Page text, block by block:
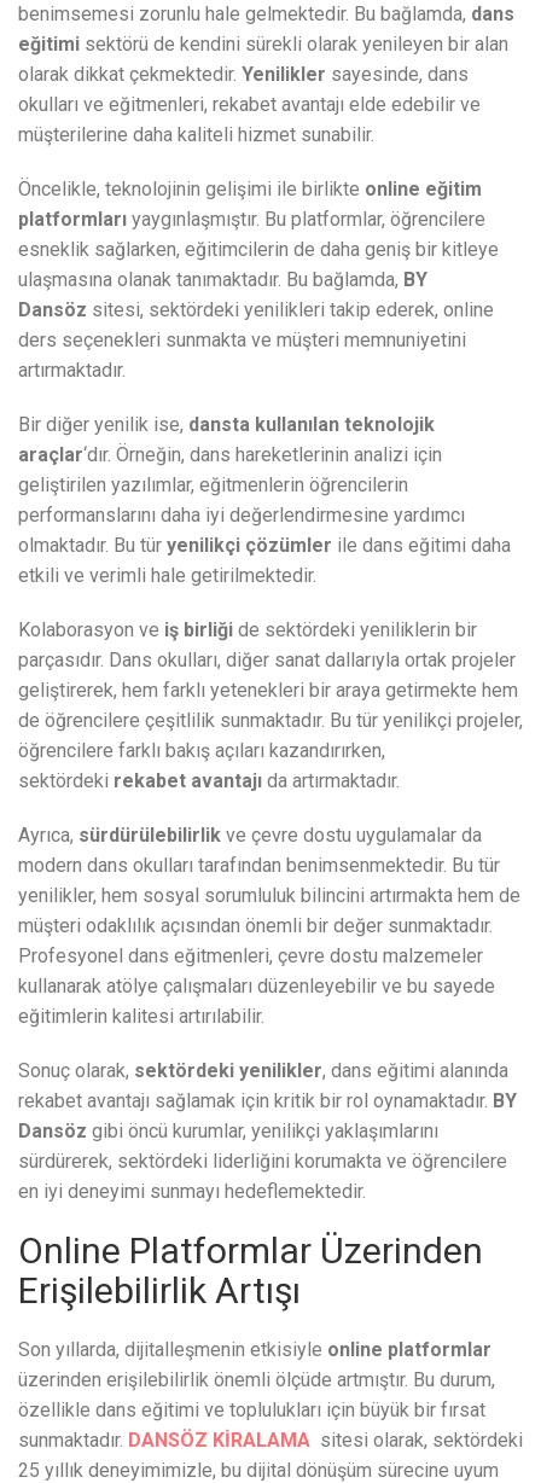
benimsemesi zorunlu hale gelmektedir. Bu bağlamda, dans
eğitimi sektörü de kendini sürekli olarak yenileyen bir alan
olarak dikkat çekmektedir. Yenilikler sayesinde, dans
okulları ve eğitmenleri, rekabet avantajı elde edebilir ve
müşterilerine daha kaliteli hizmet sunabilir.
Öncelikle, teknolojinin gelişimi ile birlikte online eğitim
platformları yaygınlaşmıştır. Bu platformlar, öğrencilere
esneklik sağlarken, eğitimcilerin de daha geniş bir kitleye
ulaşmasına olanak tanımaktadır. Bu bağlamda, BY
Dansöz sitesi, sektördeki yenilikleri takip ederek, online
ders seçenekleri sunmakta ve müşteri memnuniyetini
artırmaktadır.
Bir diğer yenilik ise, dansta kullanılan teknolojik
araçlar‘dır. Örneğin, dans hareketlerinin analizi için
geliştirilen yazılımlar, eğitmenlerin öğrencilerin
performanslarını daha iyi değerlendirmesine yardımcı
olmaktadır. Bu tür yenilikçi çözümler ile dans eğitimi daha
etkili ve verimli hale getirilmektedir.
Kolaborasyon ve iş birliği de sektördeki yeniliklerin bir
parçasıdır. Dans okulları, diğer sanat dallarıyla ortak projeler
geliştirerek, hem farklı yetenekleri bir araya getirmekte hem
de öğrencilere çeşitlilik sunmaktadır. Bu tür yenilikçi projeler,
öğrencilere farklı bakış açıları kazandırırken,
sektördeki rekabet avantajı da artırmaktadır.
Ayrıca, sürdürülebilirlik ve çevre dostu uygulamalar da
modern dans okulları tarafından benimsenmektedir. Bu tür
yenilikler, hem sosyal sorumluluk bilincini artırmakta hem de
müşteri odaklılık açısından önemli bir değer sunmaktadır.
Profesyonel dans eğitmenleri, çevre dostu malzemeler
kullanarak atölye çalışmaları düzenleyebilir ve bu sayede
eğitimlerin kalitesi artırılabilir.
Sonuç olarak, sektördeki yenilikler, dans eğitimi alanında
rekabet avantajı sağlamak için kritik bir rol oynamaktadır. BY
Dansöz gibi öncü kurumlar, yenilikçi yaklaşımlarını
sürdürerek, sektördeki liderliğini korumakta ve öğrencilere
en iyi deneyimi sunmayı hedeflemektedir.
Online Platformlar Üzerinden
Erişilebilirlik Artışı
Son yıllarda, dijitalleşmenin etkisiyle online platformlar
üzerinden erişilebilirlik önemli ölçüde artmıştır. Bu durum,
özellikle dans eğitimi ve toplulukları için büyük bir fırsat
sunmaktadır. DANSÖZ KİRALAMA sitesi olarak, sektördeki
25 yıllık deneyimimizle, bu dijital dönüşüm sürecine uyum